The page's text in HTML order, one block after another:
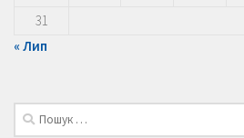
31
« Лип
Пошук: